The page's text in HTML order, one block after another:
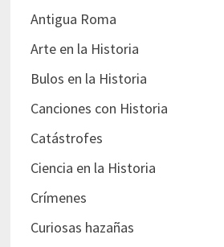
Antigua Roma
Arte en la Historia
Bulos en la Historia
Canciones con Historia
Catástrofes
Ciencia en la Historia
Crímenes
Curiosas hazañas